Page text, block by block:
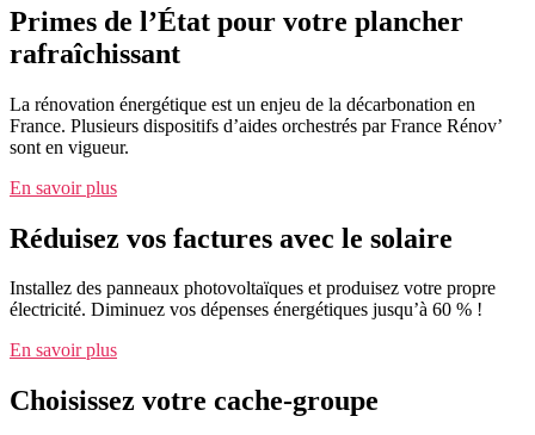
Primes de l’État pour votre plancher
rafraîchissant
La rénovation énergétique est un enjeu de la décarbonation en
France. Plusieurs dispositifs d’aides orchestrés par France Rénov’
sont en vigueur.
En savoir plus
Réduisez vos factures avec le solaire
Installez des panneaux photovoltaïques et produisez votre propre
électricité. Diminuez vos dépenses énergétiques jusqu’à 60 % !
En savoir plus
Choisissez votre cache-groupe